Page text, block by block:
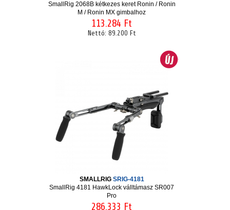
SmallRig 2068B kétkezes keret Ronin / Ronin
M / Ronin MX gimbalhoz
113.284 Ft
Nettó: 89.200 Ft
SMALLRIG SRIG-4181
SmallRig 4181 HawkLock válltámasz SR007
Pro
286.333 Ft